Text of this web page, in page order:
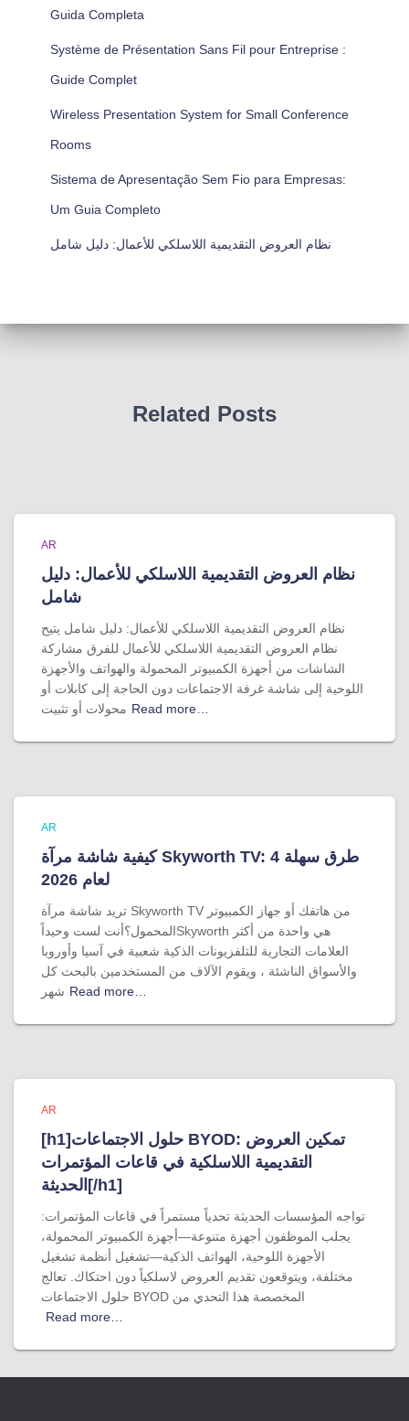
Guida Completa
Système de Présentation Sans Fil pour Entreprise :
Guide Complet
Wireless Presentation System for Small Conference
Rooms
Sistema de Apresentação Sem Fio para Empresas:
Um Guia Completo
نظام العروض التقديمية اللاسلكي للأعمال: دليل شامل
Related Posts
AR
نظام العروض التقديمية اللاسلكي للأعمال: دليل
شامل
نظام العروض التقديمية اللاسلكي للأعمال: دليل شامل يتيح
نظام العروض التقديمية اللاسلكي للأعمال للفرق مشاركة
الشاشات من أجهزة الكمبيوتر المحمولة والهواتف والأجهزة
اللوحية إلى شاشة غرفة الاجتماعات دون الحاجة إلى كابلات أو
محولات أو تثبيت Read more…
AR
كيفية شاشة مرآة Skyworth TV: 4 طرق سهلة
لعام 2026
تريد شاشة مرآة Skyworth TV من هاتفك أو جهاز الكمبيوتر
المحمول؟أنت لست وحيداًSkyworth هي واحدة من أكثر
العلامات التجارية للتلفزيونات الذكية شعبية في آسيا وأوروبا
والأسواق الناشئة ، ويقوم الآلاف من المستخدمين بالبحث كل
شهر Read more…
AR
[h1]حلول الاجتماعات BYOD: تمكين العروض
التقديمية اللاسلكية في قاعات المؤتمرات
الحديثة[/h1]
تواجه المؤسسات الحديثة تحدياً مستمراً في قاعات المؤتمرات:
يجلب الموظفون أجهزة متنوعة—أجهزة الكمبيوتر المحمولة،
الأجهزة اللوحية، الهواتف الذكية—تشغيل أنظمة تشغيل
مختلفة، ويتوقعون تقديم العروض لاسلكياً دون احتكاك. تعالج
حلول الاجتماعات BYOD المخصصة هذا التحدي من
Read more…